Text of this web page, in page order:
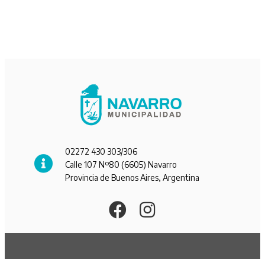
02272 430 303/306
Calle 107 Nº80 (6605) Navarro
Provincia de Buenos Aires, Argentina